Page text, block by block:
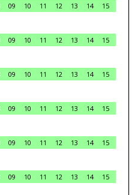
09 10 11 12 13 14
15
09 10 11 12 13 14
15
09 10 11 12 13 14
15
09 10 11 12 13 14
15
09 10 11 12 13 14
15
09 10 11 12 13 14
15